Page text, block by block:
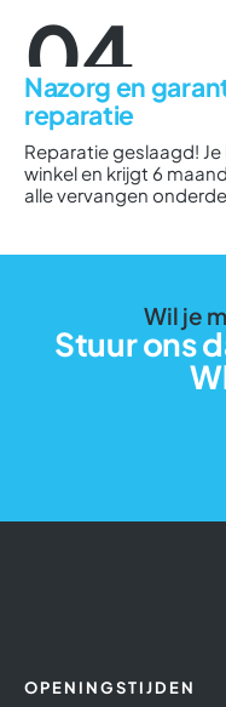
04
Nazorg en
reparatie
Reparatie geslaagd!
winkel en krijgt 6
alle vervangen
Wil je
Stuur ons
OPENINGSTIJDEN